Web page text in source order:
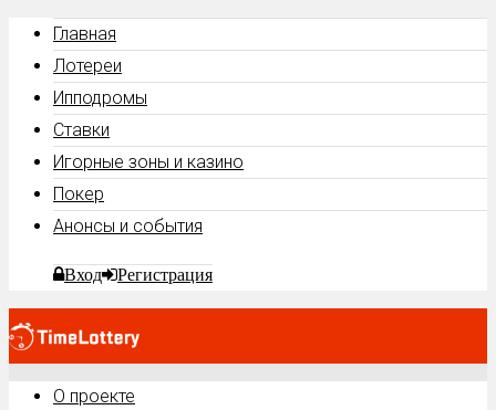
Главная
Лотереи
Ипподромы
Ставки
Игорные зоны и казино
Покер
Анонсы и события
Вход Регистрация
О проекте